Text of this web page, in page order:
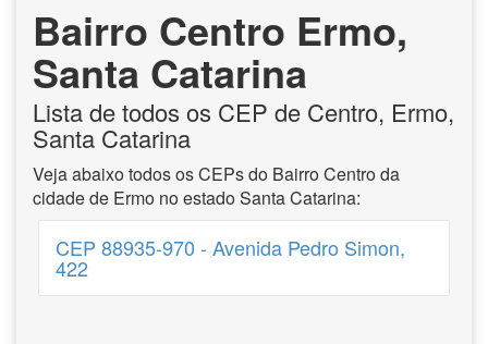
Bairro Centro Ermo,
Santa Catarina
Lista de todos os CEP de Centro, Ermo,
Santa Catarina
Veja abaixo todos os CEPs do Bairro Centro da
cidade de Ermo no estado Santa Catarina:
CEP 88935-970 - Avenida Pedro Simon,
422